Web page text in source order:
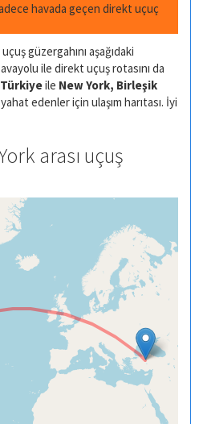
havada geçen direkt uçuç
uçuş güzergahını aşağıdaki
ile direkt uçuş rotasını da
ile New York, Birleşik
edenler için ulaşım harıtası. İyi
arası uçuş